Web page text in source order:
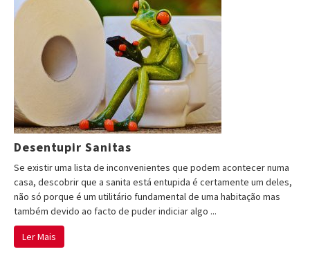
Desentupir Sanitas
Se existir uma lista de inconvenientes que podem acontecer numa
casa, descobrir que a sanita está entupida é certamente um deles,
não só porque é um utilitário fundamental de uma habitação mas
também devido ao facto de puder indiciar algo ...
Ler Mais